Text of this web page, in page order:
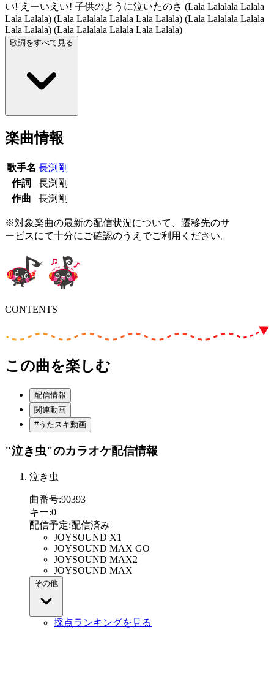
い! えーいえい! 子供のように泣いたのさ (Lala Lalalala Lalala
Lala Lalala) (Lala Lalalala Lalala Lala Lalala) (Lala Lalalala Lalala
Lala Lalala) (Lala Lalalala Lalala Lala Lalala)
歌詞をすべて見る
楽曲情報
歌手名 長渕剛
作詞
長渕剛
作曲
長渕剛
※対象楽曲の最新の配信状況について、遷移先のサ
ービスにて十分にご確認のうえでご利用ください。
CONTENTS
この曲を楽しむ
配信情報
関連動画
#うたスキ動画
"泣き虫"のカラオケ配信情報
泣き虫
曲番号:90393
キー:0
配信予定:配信済み
JOYSOUND X1
JOYSOUND MAX GO
JOYSOUND MAX2
JOYSOUND MAX
その他
採点ランキングを見る